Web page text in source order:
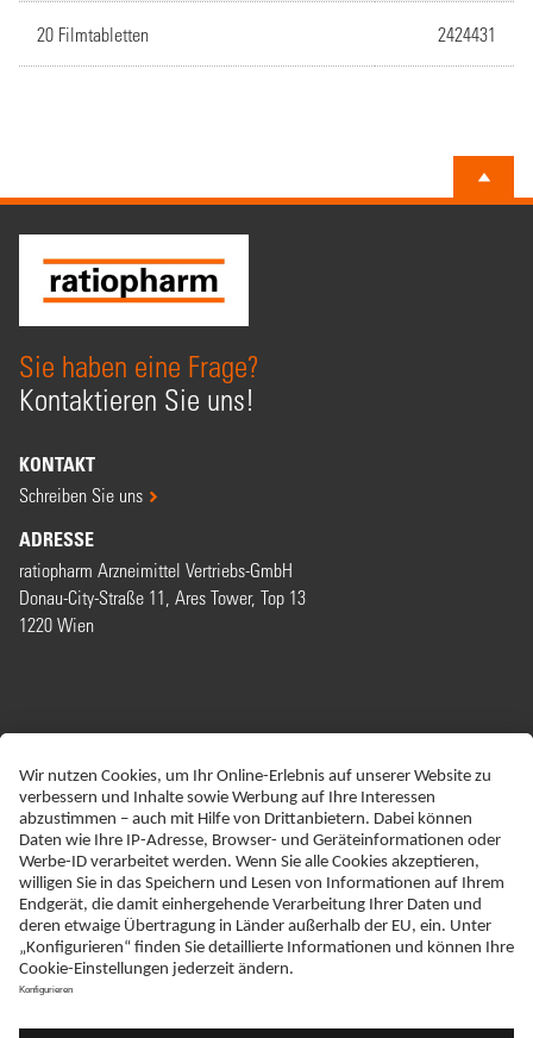
20 Filmtabletten 2424431
Sie haben eine Frage?
Kontaktieren Sie uns!
KONTAKT
Schreiben Sie uns
ADRESSE
ratiopharm Arzneimittel Vertriebs-GmbH
Donau-City-Straße 11, Ares Tower, Top 13
1220 Wien
ERKLÄRUNG ZUR BARRIEREFREIHEIT
IMPRESSUM
NEBENWIRKUNGSANZEIGEN
DATENSCHUTZ
AGBS